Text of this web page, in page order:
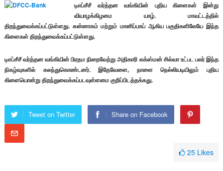
டிஎப்சீசீ வர்த்தன வங்கியின் புதிய கிளைகள் இன்று
வியாழக்கிழமை யாழ். மாவட்டத்தில்
திறந்துவைக்கப்பட்டுள்ளது. சுன்னாகம் மற்றும் மானிப்பாய் ஆகிய பகுதிகளிலேயே இந்த
கிளைகள் திறந்துவைக்கப்பட்டுள்ளது.
டிஎப்சீசீ வர்த்தன வங்கியின் பிரதம நிறைவேற்று அதிகாரி லக்ஸ்மன் சில்வா உட்பட பலர் இந்த
நிகழ்வுகளில் கலந்துகொண்டனர். இதேவேளை, நாளை நெல்லியடியிலும் புதிய
கிளையொன்று திறந்துவைக்கப்படவுள்ளமை குறிப்பிடத்தக்கது.
Tweet on Twitter Share on Facebook
25 Likes